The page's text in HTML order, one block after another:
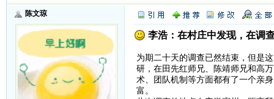
陈文琼
李浩：在村庄中发现，在
为期二十天的调查已然结束，但是
研，在田先红师兄、陈靖师兄和高
术、团队机制等方面都有了一个亲
富。